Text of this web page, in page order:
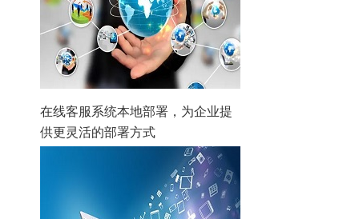
在线客服系统本地部署，为企业提
供更灵活的部署方式